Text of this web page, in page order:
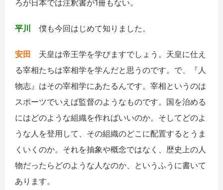
ろが日本では注釈書が1冊もない。
平川 僕も今回はじめて知りました。
安田
天皇は帝王学を学びますでしょう。天皇に仕え
る宰相たちは宰相学を学んだと思うのです。で、『人
物志』はその宰相学にあたるんです。宰相というのは
スポーツでいえば監督のようなものです。国を治める
にはどのような組織を作ればいいのか。そしてどのよ
うな人を登用して、その組織のどこに配置するとうま
くいくのか。それを抽象や概念ではなく、歴史上の人
物だったらどのような人なのか、というふうに書いて
あります。